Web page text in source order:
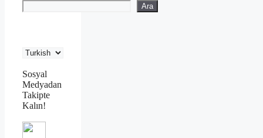
Ara
Sosyal
Medyadan
Takipte
Kalın!